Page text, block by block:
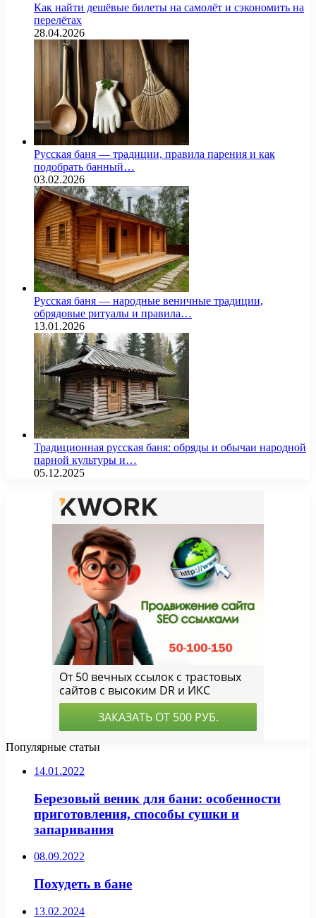
Как найти дешёвые билеты на самолёт и сэкономить на
перелётах
28.04.2026
Русская баня — традиции, правила парения и как
подобрать банный…
03.02.2026
Русская баня — народные веничные традиции,
обрядовые ритуалы и правила…
13.01.2026
Традиционная русская баня: обряды и обычаи народной
парной культуры и…
05.12.2025
Популярные статьи
14.01.2022
Березовый веник для бани: особенности
приготовления, способы сушки и
запаривания
08.09.2022
Похудеть в бане
13.02.2024